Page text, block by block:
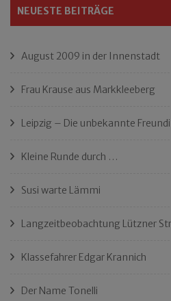
NEUESTE BEITRÄGE
August 2009 in der Innenstadt
Frau Krause aus Markkleeberg
Leipzig – Die unbekannte
Kleine Runde durch …
Susi warte Lämmi
Langzeitbeobachtung Lützner
Klassefahrer Edgar Krannich
Der Name Tonelli